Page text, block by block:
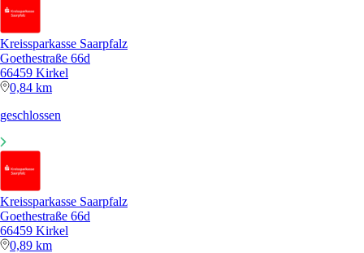
Kreissparkasse Saarpfalz
Goethestraße 66d
66459 Kirkel
0,84 km
geschlossen
Kreissparkasse Saarpfalz
Goethestraße 66d
66459 Kirkel
0,89 km